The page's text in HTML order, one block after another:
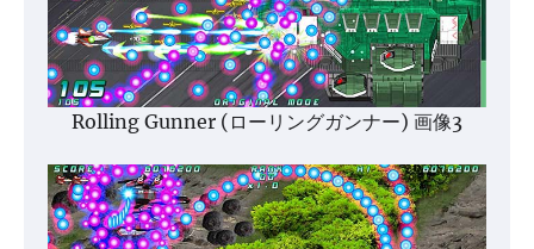
Rolling Gunner (ローリングガンナー) 画像3